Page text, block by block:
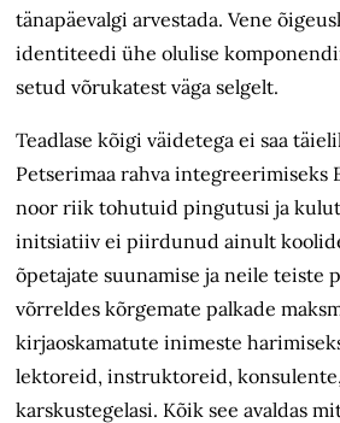
tänapäevalgi arvestada. Vene
identiteedi ühe olulise
setud võrukatest väga selgelt.
Teadlase kõigi väidetega ei saa
Petserimaa rahva integreerimiseks
noor riik tohutuid pingutusi ja
initsiatiiv ei piirdunud ainult
õpetajate suunamise ja neile teiste
võrreldes kõrgemate palkade
kirjaoskamatute inimeste
lektoreid, instruktoreid,
karskustegelasi. Kõik see avaldas